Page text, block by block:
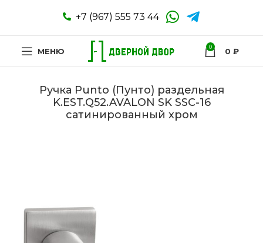
+7 (967) 555 73 44
МЕНЮ 0 0 ₽
Ручка Punto (Пунто) раздельная
K.EST.Q52.AVALON SK SSC-16
сатинированный хром